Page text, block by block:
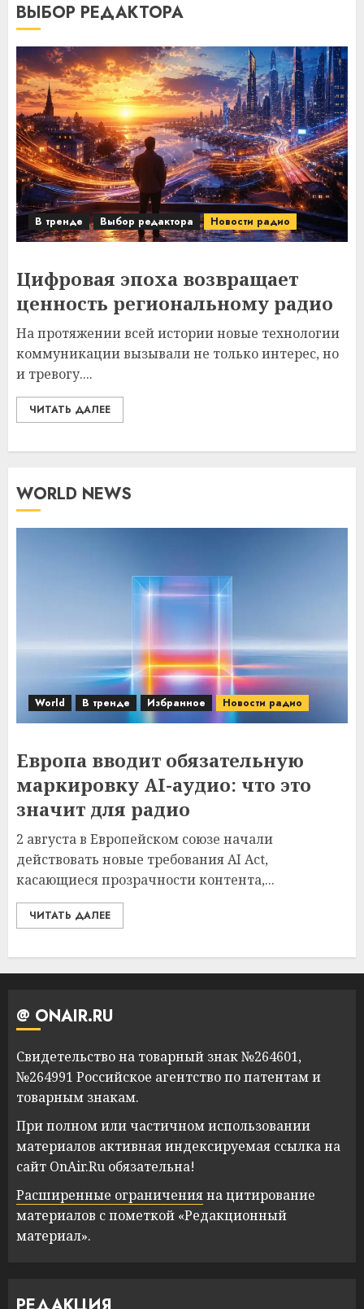
ВЫБОР РЕДАКТОРА
В тренде Выбор редактора Новости радио
Цифровая эпоха возвращает
ценность региональному радио
На протяжении всей истории новые технологии
коммуникации вызывали не только интерес, но
и тревогу....
ЧИТАТЬ ДАЛЕЕ
WORLD NEWS
World В тренде Избранное Новости радио
Европа вводит обязательную
маркировку AI-аудио: что это
значит для радио
2 августа в Европейском союзе начали
действовать новые требования AI Act,
касающиеся прозрачности контента,...
ЧИТАТЬ ДАЛЕЕ
@ ONAIR.RU
Свидетельство на товарный знак №264601,
№264991 Российское агентство по патентам и
товарным знакам.
При полном или частичном использовании
материалов активная индексируемая ссылка на
сайт OnAir.Ru обязательна!
Расширенные ограниченияна цитирование
материалов с пометкой «Редакционный
материал».